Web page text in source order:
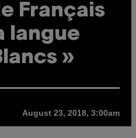
Français
langue
»
August 23, 2018, 3:00am